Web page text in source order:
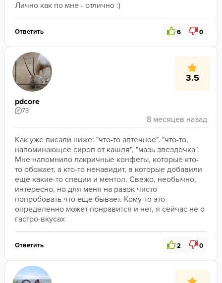
Лично как по мне - отлично :)
Ответить 6 0
3.5
pdcore
73
Как уже писали ниже: "что-то аптечное", "что-то,
напоминающее сироп от кашля", "мазь звездочка".
Мне напомнило лакричные конфеты, которые кто-
то обожает, а кто-то ненавидит, в которые добавили
еще какие-то специи и ментол. Свежо, необычно,
интересно, но для меня на разок чисто
попробовать что еще бывает. Кому-то это
определенно может понравится и нет, я сейчас не о
гастро-вкусах
Ответить 2 0